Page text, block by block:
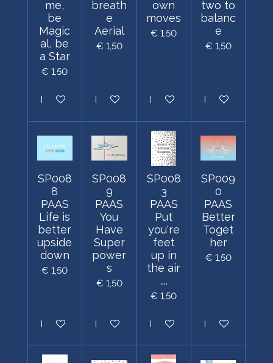
me,
be
Magic
al, be
a Star
€ 1,50
In winkelwagen
breath
e
Aerial
€ 1,50
In winkelwagen
own
moves
€ 1,50
In winkelwagen
two to
balanc
e
€ 1,50
In winkelwagen
SP008
8
PAAS
Life is
better
upside
down
€ 1,50
In winkelwagen
SP008
9
PAAS
You
Have
Super
power
s
€ 1,50
In winkelwagen
SP008
3
PAAS
Put
you're
feet
up in
the air
....
€ 1,50
In winkelwagen
SP009
0
PAAS
Better
Toget
her
€ 1,50
In winkelwagen